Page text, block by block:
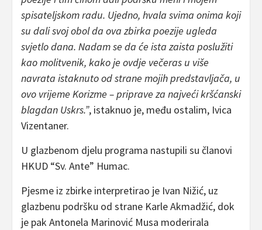
spisateljskom radu. Ujedno, hvala svima onima koji
su dali svoj obol da ova zbirka poezije ugleda
svjetlo dana. Nadam se da će ista zaista poslužiti
kao molitvenik, kako je ovdje večeras u više
navrata istaknuto od strane mojih predstavljača, u
ovo vrijeme Korizme – priprave za najveći kršćanski
blagdan Uskrs.”, istaknuo je, među ostalim, Ivica
Vizentaner.
U glazbenom djelu programa nastupili su članovi
HKUD “Sv. Ante” Humac.
Pjesme iz zbirke interpretirao je Ivan Nižić, uz
glazbenu podršku od strane Karle Akmadžić, dok
je pak Antonela Marinović Musa moderirala